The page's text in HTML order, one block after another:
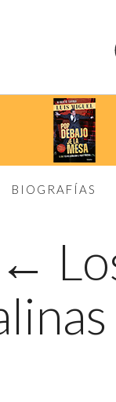
BIOGRAFÍAS
←